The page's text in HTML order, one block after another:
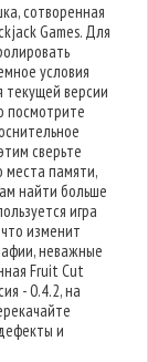
сотворенная
Games. Для
условия
текущей версии
посмотрите
сверьте
места памяти,
найти больше
игра
изменит
неважные
Fruit Cut
- 0.4.2, на
и